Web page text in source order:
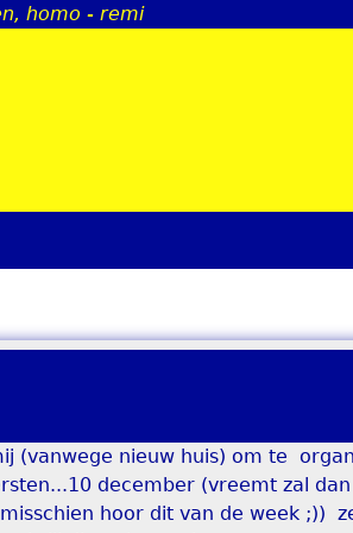
homo - remi
(vanwege nieuw huis) om te
december (vreemt zal
hoor dit van de week ;))